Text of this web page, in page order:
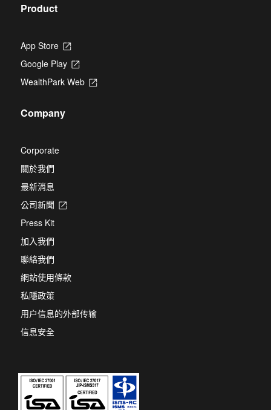
Product
App Store
Opens
a
new
tab
Google Play
Opens
a
WealthPark Web
Opens
Company
Corporate
關於我們
最新消息
公司新聞
Opens
Press Kit
加入我們
聯絡我們
網站使用條款
私隱政策
用户信息的外部传输
信息安全